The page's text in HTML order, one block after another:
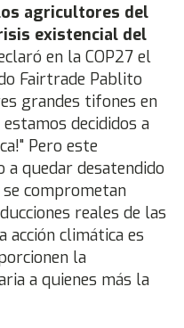
agricultores del
existencial del
en la COP27 el
Fairtrade Pablito
grandes tifones en
decididos a
Pero este
quedar desatendido
comprometan
reales de las
acción climática es
la
a quienes más la